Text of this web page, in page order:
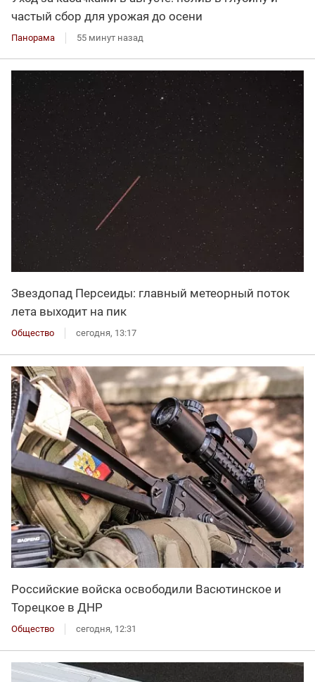
частый сбор для урожая до осени
Панорама 55 минут назад
Звездопад Персеиды: главный метеорный поток
лета выходит на пик
Общество сегодня, 13:17
Российские войска освободили Васютинское и
Торецкое в ДНР
Общество сегодня, 12:31